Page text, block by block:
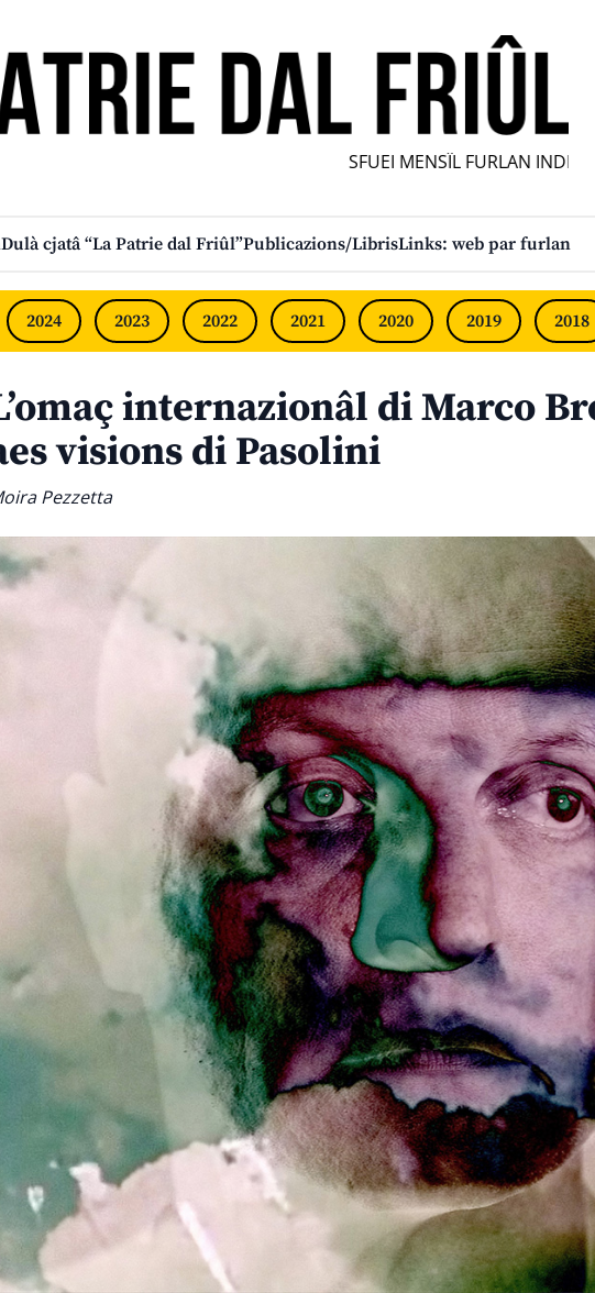
SFUEI MENSÎL FURLAN
Dulà cjatâ “La Patrie dal Friûl”Publicazions/LibrisLinks: web par furlan
2024 2023 2022 2021 2020 2019 2018
internazionâl di Marco
visions di Pasolini
Pezzetta